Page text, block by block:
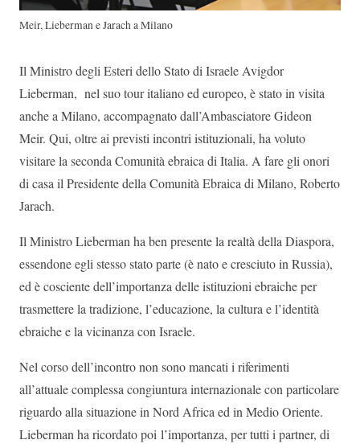
Meir, Lieberman e Jarach a Milano
Il Ministro degli Esteri dello Stato di Israele Avigdor
Lieberman, nel suo tour italiano ed europeo, è stato in visita
anche a Milano, accompagnato dall’Ambasciatore Gideon
Meir. Qui, oltre ai previsti incontri istituzionali, ha voluto
visitare la seconda Comunità ebraica di Italia. A fare gli onori
di casa il Presidente della Comunità Ebraica di Milano, Roberto
Jarach.
Il Ministro Lieberman ha ben presente la realtà della Diaspora,
essendone egli stesso stato parte (è nato e cresciuto in Russia),
ed è cosciente dell’importanza delle istituzioni ebraiche per
trasmettere la tradizione, l’educazione, la cultura e l’identità
ebraiche e la vicinanza con Israele.
Nel corso dell’incontro non sono mancati i riferimenti
all’attuale complessa congiuntura internazionale con particolare
riguardo alla situazione in Nord Africa ed in Medio Oriente.
Lieberman ha ricordato poi l’importanza, per tutti i partner, di